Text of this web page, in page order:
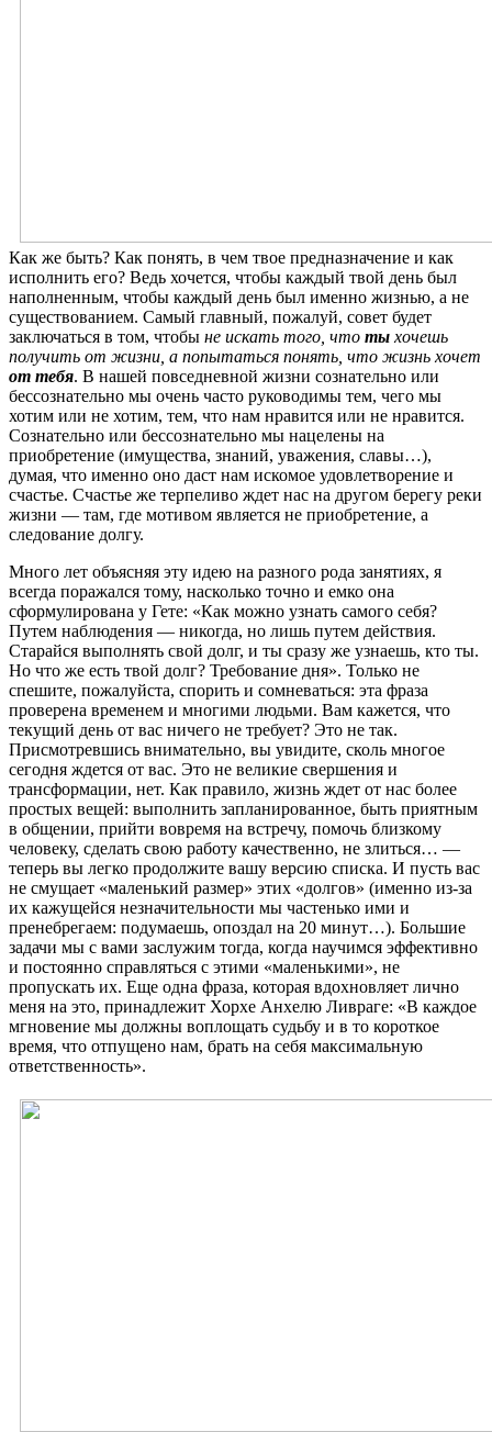
Как же быть? Как понять, в чем твое предназначение и как
исполнить его? Ведь хочется, чтобы каждый твой день был
наполненным, чтобы каждый день был именно жизнью, а не
существованием. Самый главный, пожалуй, совет будет
заключаться в том, чтобы не искать того, что ты хочешь
получить от жизни, а попытаться понять, что жизнь хочет
от тебя. В нашей повседневной жизни сознательно или
бессознательно мы очень часто руководимы тем, чего мы
хотим или не хотим, тем, что нам нравится или не нравится.
Сознательно или бессознательно мы нацелены на
приобретение (имущества, знаний, уважения, славы…),
думая, что именно оно даст нам искомое удовлетворение и
счастье. Счастье же терпеливо ждет нас на другом берегу реки
жизни — там, где мотивом является не приобретение, а
следование долгу.
Много лет объясняя эту идею на разного рода занятиях, я
всегда поражался тому, насколько точно и емко она
сформулирована у Гете: «Как можно узнать самого себя?
Путем наблюдения — никогда, но лишь путем действия.
Старайся выполнять свой долг, и ты сразу же узнаешь, кто ты.
Но что же есть твой долг? Требование дня». Только не
спешите, пожалуйста, спорить и сомневаться: эта фраза
проверена временем и многими людьми. Вам кажется, что
текущий день от вас ничего не требует? Это не так.
Присмотревшись внимательно, вы увидите, сколь многое
сегодня ждется от вас. Это не великие свершения и
трансформации, нет. Как правило, жизнь ждет от нас более
простых вещей: выполнить запланированное, быть приятным
в общении, прийти вовремя на встречу, помочь близкому
человеку, сделать свою работу качественно, не злиться… —
теперь вы легко продолжите вашу версию списка. И пусть вас
не смущает «маленький размер» этих «долгов» (именно из-за
их кажущейся незначительности мы частенько ими и
пренебрегаем: подумаешь, опоздал на 20 минут…). Большие
задачи мы с вами заслужим тогда, когда научимся эффективно
и постоянно справляться с этими «маленькими», не
пропускать их. Еще одна фраза, которая вдохновляет лично
меня на это, принадлежит Хорхе Анхелю Ливраге: «В каждое
мгновение мы должны воплощать судьбу и в то короткое
время, что отпущено нам, брать на себя максимальную
ответственность».